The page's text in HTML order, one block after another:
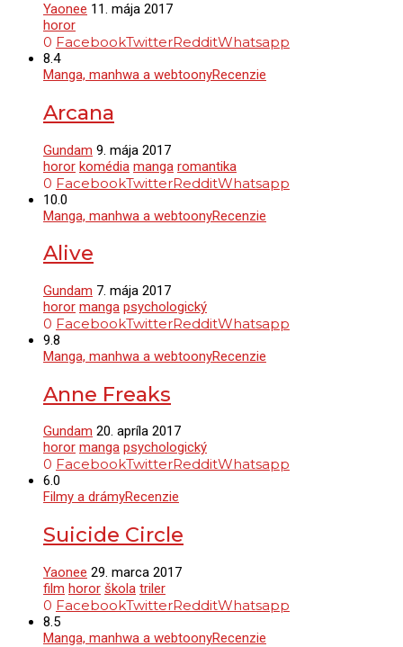
Yaonee 11. mája 2017
horor
0 FacebookTwitterRedditWhatsapp
8.4
Manga, manhwa a webtoonyRecenzie
Arcana
Gundam 9. mája 2017
horor komédia manga romantika
0 FacebookTwitterRedditWhatsapp
10.0
Manga, manhwa a webtoonyRecenzie
Alive
Gundam 7. mája 2017
horor manga psychologický
0 FacebookTwitterRedditWhatsapp
9.8
Manga, manhwa a webtoonyRecenzie
Anne Freaks
Gundam 20. apríla 2017
horor manga psychologický
0 FacebookTwitterRedditWhatsapp
6.0
Filmy a drámyRecenzie
Suicide Circle
Yaonee 29. marca 2017
film horor škola triler
0 FacebookTwitterRedditWhatsapp
8.5
Manga, manhwa a webtoonyRecenzie